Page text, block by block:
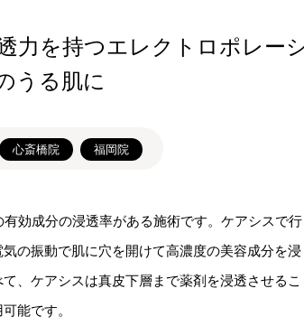
力を持つエレクトロポレー
うる肌に
心斎橋院 福岡院
効成分の浸透率がある施術です。ケアシスで行
の振動で肌に穴を開けて高濃度の美容成分を浸
、ケアシスは真皮下層まで薬剤を浸透させるこ
能です。